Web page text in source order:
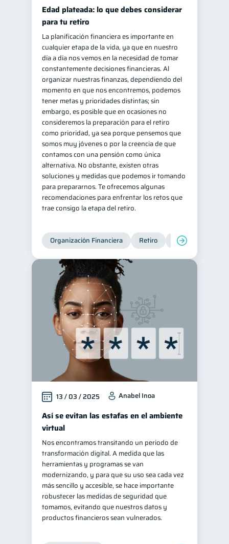
Edad plateada: lo que debes considerar
para tu retiro
La planificación financiera es importante en
cualquier etapa de la vida, ya que en nuestro
día a día nos vemos en la necesidad de tomar
constantemente decisiones financieras. Al
organizar nuestras finanzas, dependiendo del
momento en que nos encontremos, podemos
tener metas y prioridades distintas; sin
embargo, es posible que en ocasiones no
consideremos la preparación para el retiro
como prioridad, ya sea porque pensemos que
somos muy jóvenes o por la creencia de que
contamos con una pensión como única
alternativa. No obstante, existen otras
soluciones y medidas que podemos ir tomando
para prepararnos. Te ofrecemos algunas
recomendaciones para enfrentar los retos que
trae consigo la etapa del retiro.
Organización Financiera Retiro Cuenta
13 / 03 / 2025 Anabel Inoa
Así se evitan las estafas en el ambiente
virtual
Nos encontramos transitando un periodo de
transformación digital. A medida que las
herramientas y programas se van
modernizando, y para que su uso sea cada vez
más sencillo y accesible, se hace importante
robustecer las medidas de seguridad que
tomamos, evitando que nuestros datos y
productos financieros sean vulnerados.